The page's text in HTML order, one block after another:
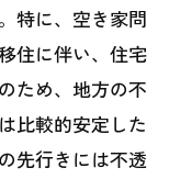
？売却の新
えた戦略と
特に、空き家問
住に伴い、住宅
ため、地方の不
比較的安定した
先行きには不透